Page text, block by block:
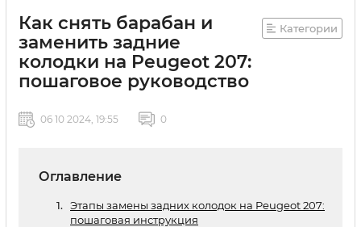
Как снять барабан и
заменить задние
колодки на Peugeot 207:
пошаговое руководство
Категории
06 10 2024, 19:55 0
Оглавление
Этапы замены задних колодок на Peugeot 207:
пошаговая инструкция